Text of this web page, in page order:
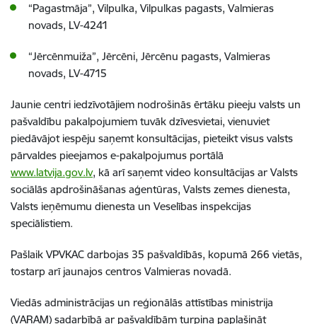
“Pagastmāja”, Vilpulka, Vilpulkas pagasts, Valmieras
novads, LV-4241
“Jērcēnmuiža”, Jērcēni, Jērcēnu pagasts, Valmieras
novads, LV-4715
Jaunie centri iedzīvotājiem nodrošinās ērtāku pieeju valsts un
pašvaldību pakalpojumiem tuvāk dzīvesvietai, vienuviet
piedāvājot iespēju saņemt konsultācijas, pieteikt visus valsts
pārvaldes pieejamos e-pakalpojumus portālā
www.latvija.gov.lv, kā arī saņemt video konsultācijas ar Valsts
sociālās apdrošināšanas aģentūras, Valsts zemes dienesta,
Valsts ieņēmumu dienesta un Veselības inspekcijas
speciālistiem.
Pašlaik VPVKAC darbojas 35 pašvaldībās, kopumā 266 vietās,
tostarp arī jaunajos centros Valmieras novadā.
Viedās administrācijas un reģionālās attīstības ministrija
(VARAM) sadarbībā ar pašvaldībām turpina paplašināt